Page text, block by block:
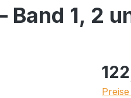
Band 1, 2